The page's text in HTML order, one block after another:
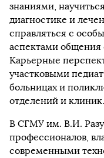
знаниями,
диагностике и
справляться с
аспектами общения
Карьерные
участковыми
больницах и
отделений и клиник.
В СГМУ им. В.И.
профессионалов,
современными